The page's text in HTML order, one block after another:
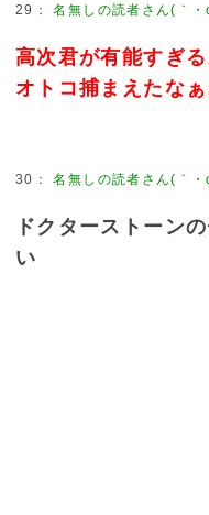
29 ：名無しの読者さん(｀
高次君が有能すぎ
オトコ捕まえたな
30 ：名無しの読者さん(｀
ドクターストーン
い